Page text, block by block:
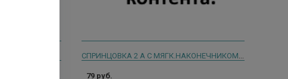
СПРИНЦОВКА 2 А С МЯГК.НАКОНЕЧНИКОМ И/У /КАРИАУЛИ/
79 руб.